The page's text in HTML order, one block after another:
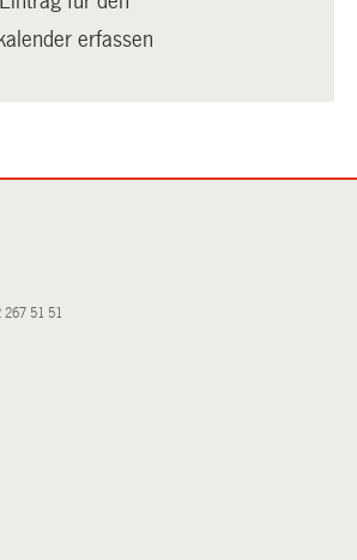
erfassen
267 51 51